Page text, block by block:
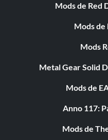
Mods de Red
Mods de
Mods
Metal Gear Solid
Mods de
Anno 117:
Mods de